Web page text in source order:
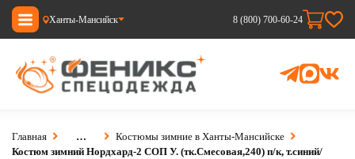
Ханты-Мансийск 8 (800) 700-60-24
Главная …
Костюмы зимние в Ханты-Мансийске
Костюм зимний Нордхард-2 СОП У. (тк.Смесовая,240) п/к, т.синий/